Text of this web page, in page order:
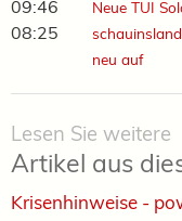
09:46 Neue TUI
08:25
neu auf
Lesen Sie weitere
Artikel aus
Krisenhinweise -